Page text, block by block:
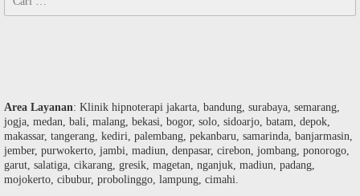
untuk:
Area Layanan: Klinik hipnoterapi jakarta, bandung, surabaya, semarang,
jogja, medan, bali, malang, bekasi, bogor, solo, sidoarjo, batam, depok,
makassar, tangerang, kediri, palembang, pekanbaru, samarinda, banjarmasin,
jember, purwokerto, jambi, madiun, denpasar, cirebon, jombang, ponorogo,
garut, salatiga, cikarang, gresik, magetan, nganjuk, madiun, padang,
mojokerto, cibubur, probolinggo, lampung, cimahi.